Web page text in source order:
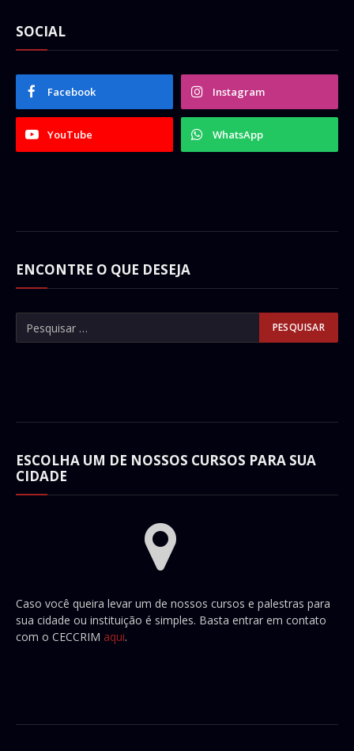
SOCIAL
Facebook Instagram
YouTube WhatsApp
ENCONTRE O QUE DESEJA
ESCOLHA UM DE NOSSOS CURSOS PARA SUA
CIDADE
Caso você queira levar um de nossos cursos e palestras para
sua cidade ou instituição é simples. Basta entrar em contato
com o CECCRIM aqui.